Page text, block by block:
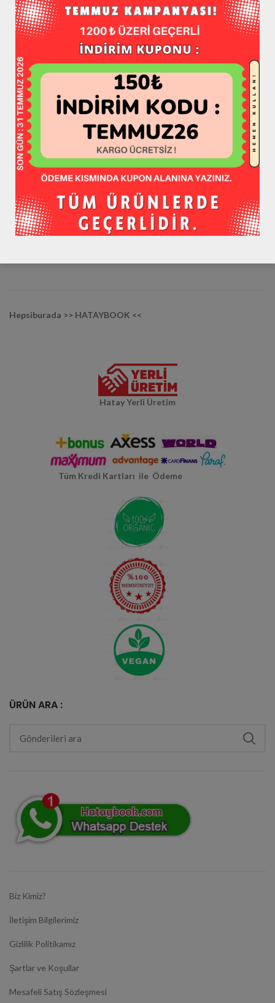
Adres: Küçükdalyan Antakya Hatay Merkez
© HatayBook.com Mağaza Since 2013
Hataybook Markası bir “Book Grup” Kuruluşudur.
Sosyal Medya Hesaplarımız:
Instagram / hataybookcom
Twitter / hataybookcom
Facebook / hataybookcom
Youtube / hataybookcom
Diğer Mağazalarımız :
Hepsiburada >> HATAYBOOK <<
Hatay Yerli Üretim
Tüm Kredi Kartları ile Ödeme
ÜRÜN ARA :
Biz Kimiz?
İletişim Bilgilerimiz
Gizlilik Politikamız
Şartlar ve Koşullar
Mesafeli Satış Sözleşmesi